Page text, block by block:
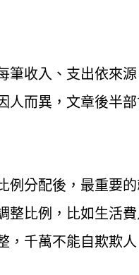
筆收入、支出依來
人而異，文章後半
例分配後，最重要
整比例，比如生活
，千萬不能自欺欺人